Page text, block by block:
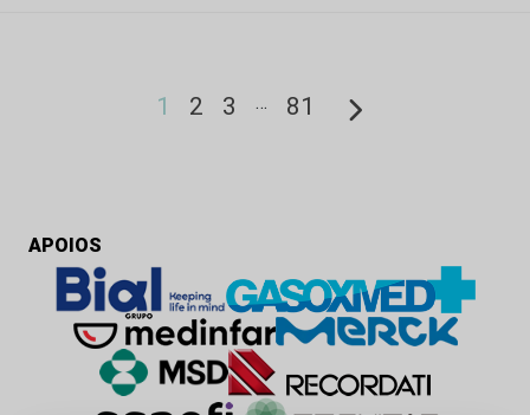
1 2 3 … 81
APOIOS